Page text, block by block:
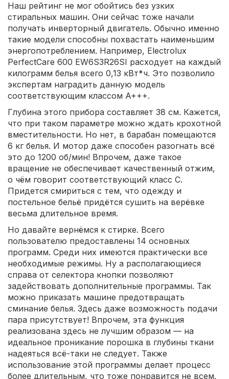
Наш рейтинг не мог обойтись без узких
стиральных машин. Они сейчас тоже начали
получать инверторный двигатель. Обычно именно
такие модели способны похвастать наименьшим
энергопотреблением. Например, Electrolux
PerfectCare 600 EW6S3R26SI расходует на каждый
килограмм белья всего 0,13 кВт*ч. Это позволило
экспертам наградить данную модель
соответствующим классом A+++.
Глубина этого прибора составляет 38 см. Кажется,
что при таком параметре можно ждать крохотной
вместительности. Но нет, в барабан помещаются
6 кг белья. И мотор даже способен разогнать всё
это до 1200 об/мин! Впрочем, даже такое
вращение не обеспечивает качественный отжим,
о чём говорит соответствующий класс C.
Придется смириться с тем, что одежду и
постельное бельё придётся сушить на верёвке
весьма длительное время.
Но давайте вернёмся к стирке. Всего
пользователю предоставлены 14 основных
программ. Среди них имеются практически все
необходимые режимы. Ну а располагающиеся
справа от селектора кнопки позволяют
задействовать дополнительные программы. Так
можно приказать машине предотвращать
сминание белья. Здесь даже возможность подачи
пара присутствует! Впрочем, эта функция
реализована здесь не лучшим образом — на
идеальное проникание порошка в глубины ткани
надеяться всё-таки не следует. Также
использование этой программы делает процесс
более длительным, что тоже понравится не всем.